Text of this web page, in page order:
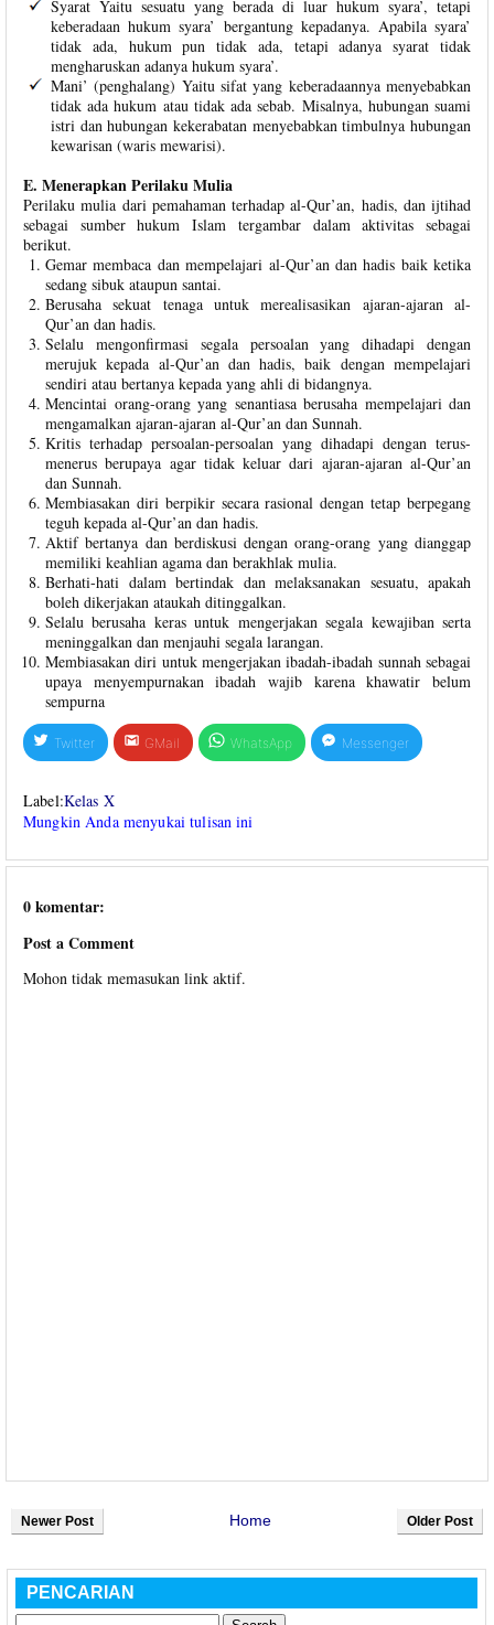
Syarat Yaitu sesuatu yang berada di luar hukum syara’, tetapi
keberadaan hukum syara’ bergantung kepadanya. Apabila syara’
tidak ada, hukum pun tidak ada, tetapi adanya syarat tidak
mengharuskan adanya hukum syara’.
Mani’ (penghalang) Yaitu sifat yang keberadaannya menyebabkan
tidak ada hukum atau tidak ada sebab. Misalnya, hubungan suami
istri dan hubungan kekerabatan menyebabkan timbulnya hubungan
kewarisan (waris mewarisi).
E. Menerapkan Perilaku Mulia
Perilaku mulia dari pemahaman terhadap al-Qur’an, hadis, dan ijtihad
sebagai sumber hukum Islam tergambar dalam aktivitas sebagai
berikut.
Gemar membaca dan mempelajari al-Qur’an dan hadis baik ketika
sedang sibuk ataupun santai.
Berusaha sekuat tenaga untuk merealisasikan ajaran-ajaran al-
Qur’an dan hadis.
Selalu mengonfirmasi segala persoalan yang dihadapi dengan
merujuk kepada al-Qur’an dan hadis, baik dengan mempelajari
sendiri atau bertanya kepada yang ahli di bidangnya.
Mencintai orang-orang yang senantiasa berusaha mempelajari dan
mengamalkan ajaran-ajaran al-Qur’an dan Sunnah.
Kritis terhadap persoalan-persoalan yang dihadapi dengan terus-
menerus berupaya agar tidak keluar dari ajaran-ajaran al-Qur’an
dan Sunnah.
Membiasakan diri berpikir secara rasional dengan tetap berpegang
teguh kepada al-Qur’an dan hadis.
Aktif bertanya dan berdiskusi dengan orang-orang yang dianggap
memiliki keahlian agama dan berakhlak mulia.
Berhati-hati dalam bertindak dan melaksanakan sesuatu, apakah
boleh dikerjakan ataukah ditinggalkan.
Selalu berusaha keras untuk mengerjakan segala kewajiban serta
meninggalkan dan menjauhi segala larangan.
Membiasakan diri untuk mengerjakan ibadah-ibadah sunnah sebagai
upaya menyempurnakan ibadah wajib karena khawatir belum
sempurna
Twitter GMail WhatsApp Messenger
Label:Kelas X
Mungkin Anda menyukai tulisan ini
0 komentar:
Post a Comment
Mohon tidak memasukan link aktif.
Newer Post Older Post
Home
PENCARIAN